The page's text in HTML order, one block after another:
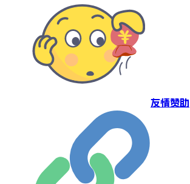
友情赞助